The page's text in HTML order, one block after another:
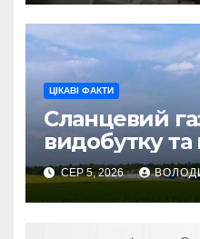
ЦІКАВІ ФАКТИ
Сланцевий
видобутку
СЕР 5, 2026